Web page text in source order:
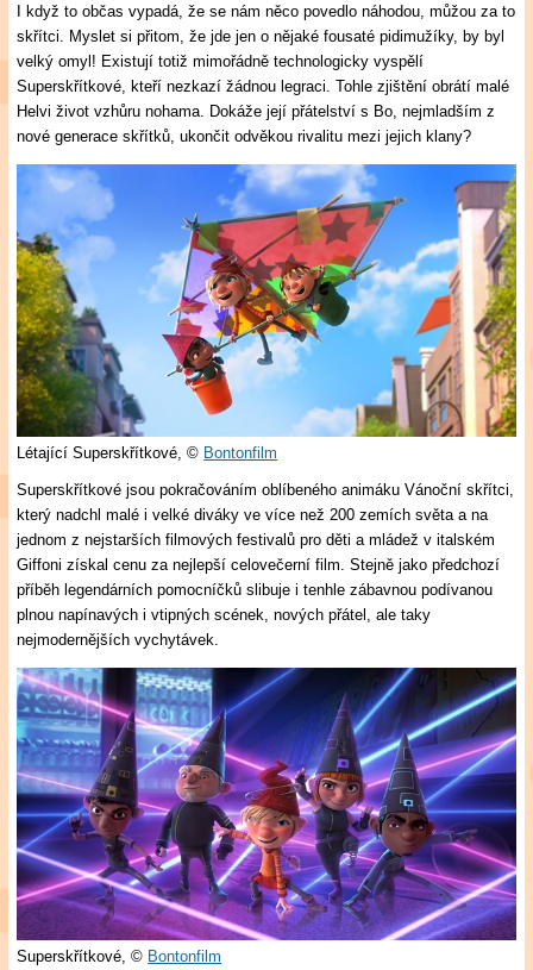
I když to občas vypadá, že se nám něco povedlo náhodou, můžou za to
skřítci. Myslet si přitom, že jde jen o nějaké fousaté pidimužíky, by byl
velký omyl! Existují totiž mimořádně technologicky vyspělí
Superskřítkové, kteří nezkazí žádnou legraci. Tohle zjištění obrátí malé
Helvi život vzhůru nohama. Dokáže její přátelství s Bo, nejmladším z
nové generace skřítků, ukončit odvěkou rivalitu mezi jejich klany?
Létající Superskřítkové,© Bontonfilm
Superskřítkové jsou pokračováním oblíbeného animáku Vánoční skřítci,
který nadchl malé i velké diváky ve více než 200 zemích světa a na
jednom z nejstarších filmových festivalů pro děti a mládež v italském
Giffoni získal cenu za nejlepší celovečerní film. Stejně jako předchozí
příběh legendárních pomocníčků slibuje i tenhle zábavnou podívanou
plnou napínavých i vtipných scének, nových přátel, ale taky
nejmodernějších vychytávek.
Superskřítkové,© Bontonfilm